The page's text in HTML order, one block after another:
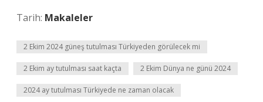
Tarih: Makaleler
2 Ekim 2024 güneş tutulması Türkiyeden görülecek mi
2 Ekim ay tutulması saat kaçta 2 Ekim Dünya ne günü 2024
2024 ay tutulması Türkiyede ne zaman olacak